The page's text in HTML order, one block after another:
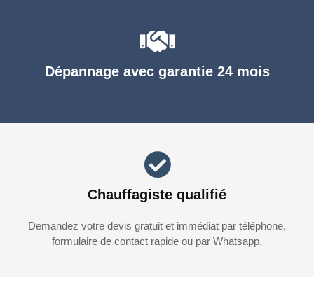
Dépannage avec garantie 24 mois
Chauffagiste qualifié
Demandez votre devis gratuit et immédiat par téléphone,
formulaire de contact rapide ou par Whatsapp.